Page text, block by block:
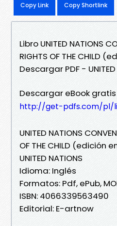
Copy Link Copy Shortlink
Libro UNITED NATIONS
RIGHTS OF THE CHILD
Descargar PDF - UNITED
Descargar eBook
http://get-pdfs.com/pl/
UNITED NATIONS
OF THE CHILD (edición
UNITED NATIONS
Idioma: Inglés
Formatos: Pdf, ePub,
ISBN: 4066339563490
Editorial: E-artnow